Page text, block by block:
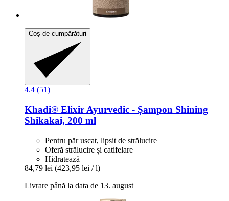
Coș de cumpărături
4.4 (51)
Khadi® Elixir Ayurvedic -​ Șampon Shining
Shikakai, 200 ml
Pentru păr uscat, lipsit de strălucire
Oferă strălucire și catifelare
Hidratează
84,79 lei (423,95 lei / l)
Livrare până la data de 13. august